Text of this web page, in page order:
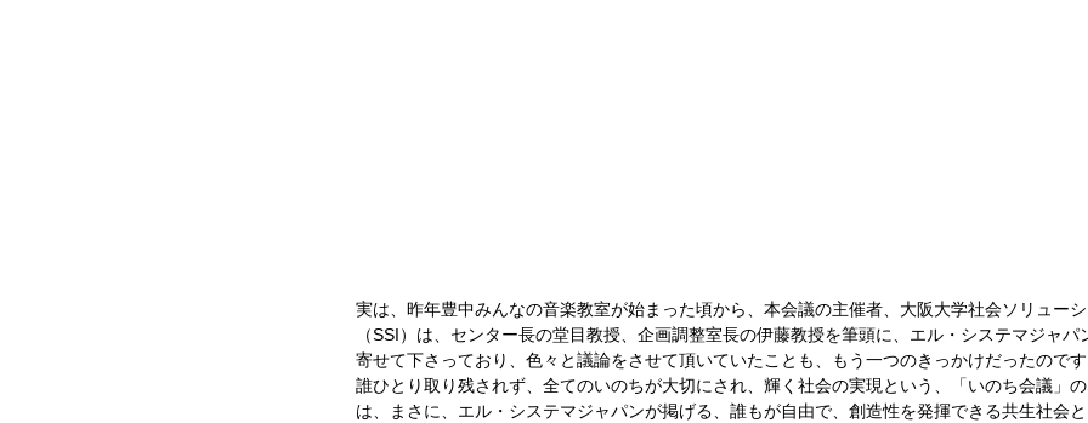
実は、昨年豊中みんなの音楽教室が始まった頃から、本会議の主催者、大阪大学社会ソリュー
（SSI）は、センター長の堂目教授、企画調整室長の伊藤教授を筆頭に、エル・システマジャ
寄せて下さっており、色々と議論をさせて頂いていたことも、もう一つのきっかけだったので
誰ひとり取り残されず、全てのいのちが大切にされ、輝く社会の実現という、「いのち会議」
は、まさに、エル・システマジャパンが掲げる、誰もが自由で、創造性を発揮できる共生社会